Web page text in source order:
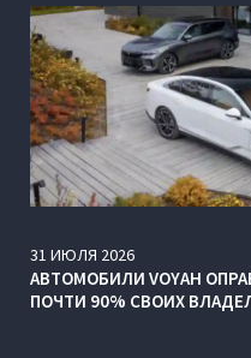
31 ИЮЛЯ 2026
АВТОМОБИЛИ VOYAH
ПОЧТИ 90% СВОИХ